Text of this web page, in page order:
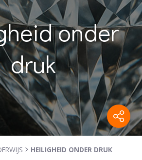
onder
druk
HEILIGHEID ONDER DRUK